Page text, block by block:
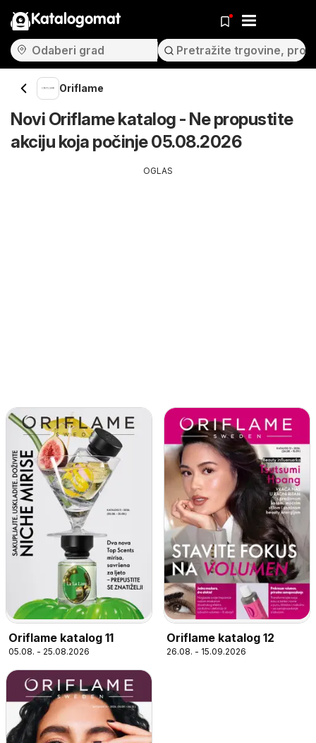
Katalogomat
Oriflame
Novi Oriflame katalog - Ne propustite
akciju koja počinje 05.08.2026
OGLAS
Oriflame katalog 11
05.08. - 25.08.2026
Oriflame katalog 12
26.08. - 15.09.2026